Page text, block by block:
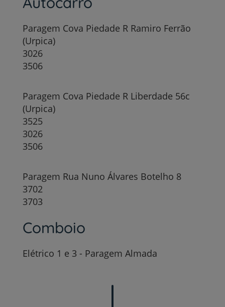
Paragem Cova Piedade R Ramiro Ferrão
(Urpica)
3026
3506
Paragem Cova Piedade R Liberdade 56c
(Urpica)
3525
3026
3506
Paragem Rua Nuno Álvares Botelho 8
3702
3703
Comboio
Elétrico 1 e 3 - Paragem Almada